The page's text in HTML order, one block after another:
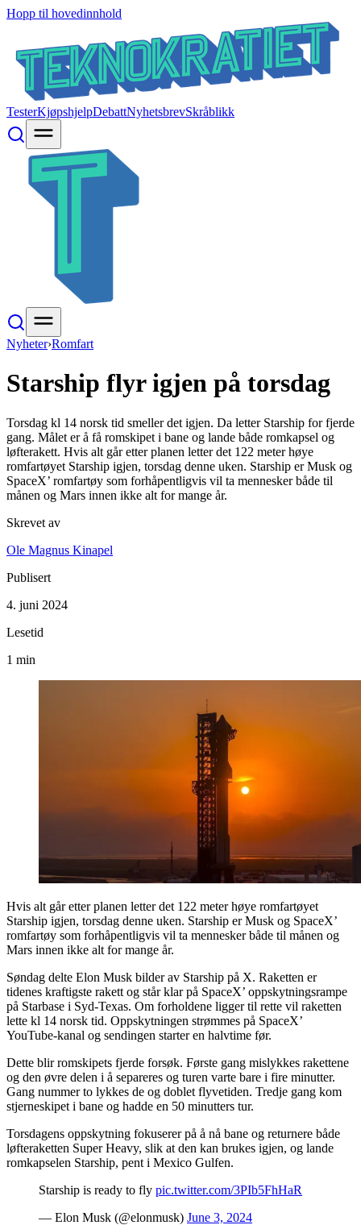
Hopp til hovedinnhold
TesterKjøpshjelpDebattNyhetsbrevSkråblikk
Nyheter›Romfart
Starship flyr igjen på torsdag
Torsdag kl 14 norsk tid smeller det igjen. Da letter Starship for fjerde
gang. Målet er å få romskipet i bane og lande både romkapsel og
løfterakett. Hvis alt går etter planen letter det 122 meter høye
romfartøyet Starship igjen, torsdag denne uken. Starship er Musk og
SpaceX’ romfartøy som forhåpentligvis vil ta mennesker både til
månen og Mars innen ikke alt for mange år.
Skrevet av
Ole Magnus Kinapel
Publisert
4. juni 2024
Lesetid
1 min
Hvis alt går etter planen letter det 122 meter høye romfartøyet
Starship igjen, torsdag denne uken. Starship er Musk og SpaceX’
romfartøy som forhåpentligvis vil ta mennesker både til månen og
Mars innen ikke alt for mange år.
Søndag delte Elon Musk bilder av Starship på X. Raketten er
tidenes kraftigste rakett og står klar på SpaceX’ oppskytningsrampe
på Starbase i Syd-Texas. Om forholdene ligger til rette vil raketten
lette kl 14 norsk tid. Oppskytningen strømmes på SpaceX’
YouTube-kanal og sendingen starter en halvtime før.
Dette blir romskipets fjerde forsøk. Første gang mislykkes rakettene
og den øvre delen i å separeres og turen varte bare i fire minutter.
Gang nummer to lykkes de og doblet flyvetiden. Tredje gang kom
stjerneskipet i bane og hadde en 50 minutters tur.
Torsdagens oppskytning fokuserer på å nå bane og returnere både
løfteraketten Super Heavy, slik at den kan brukes igjen, og lande
romkapselen Starship, pent i Mexico Gulfen.
Starship is ready to fly pic.twitter.com/3PIb5FhHaR
— Elon Musk (@elonmusk) June 3, 2024